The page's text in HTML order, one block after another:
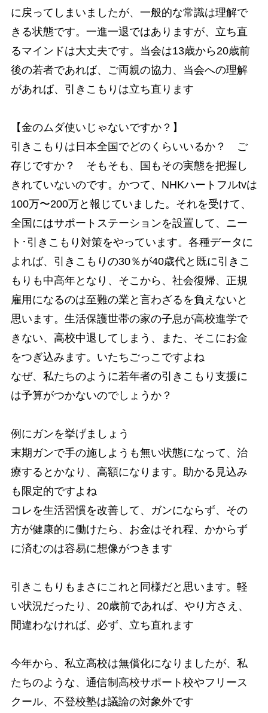
に戻ってしまいましたが、一般的な常識は理解で
きる状態です。一進一退ではありますが、立ち直
るマインドは大丈夫です。当会は13歳から20歳前
後の若者であれば、ご両親の協力、当会への理解
があれば、引きこもりは立ち直ります
【金のムダ使いじゃないですか？】
引きこもりは日本全国でどのくらいいるか？ ご
存じですか？ そもそも、国もその実態を把握し
きれていないのです。かつて、NHKハートフルtvは
100万〜200万と報じていました。それを受けて、
全国にはサポートステーションを設置して、ニー
ト･引きこもり対策をやっています。各種データに
よれば、引きこもりの30％が40歳代と既に引きこ
もりも中高年となり、そこから、社会復帰、正規
雇用になるのは至難の業と言わざるを負えないと
思います。生活保護世帯の家の子息が高校進学で
きない、高校中退してしまう、また、そこにお金
をつぎ込みます。いたちごっこですよね
なぜ、私たちのように若年者の引きこもり支援に
は予算がつかないのでしょうか？
例にガンを挙げましょう
末期ガンで手の施しようも無い状態になって、治
療するとかなり、高額になります。助かる見込み
も限定的ですよね
コレを生活習慣を改善して、ガンにならず、その
方が健康的に働けたら、お金はそれ程、かからず
に済むのは容易に想像がつきます
引きこもりもまさにこれと同様だと思います。軽
い状況だったり、20歳前であれば、やり方さえ、
間違わなければ、必ず、立ち直れます
今年から、私立高校は無償化になりましたが、私
たちのような、通信制高校サポート校やフリース
クール、不登校塾は議論の対象外です